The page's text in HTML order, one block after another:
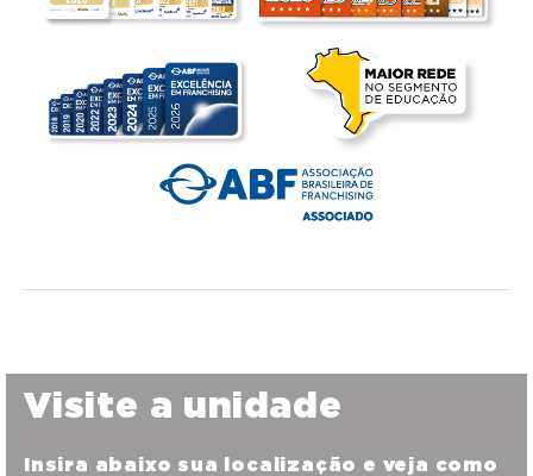
Visite a unidade
Insira abaixo sua localização e veja como